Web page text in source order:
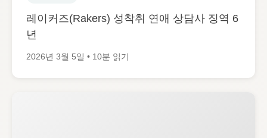
레이커즈(Rakers) 성착취 연애 상담사 징역 6
년
2026년 3월 5일 • 10분 읽기